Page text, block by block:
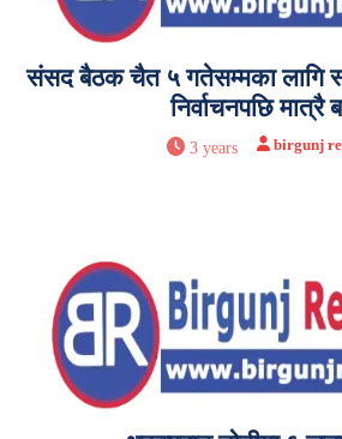
संसद बैठक चैत ५ गतेसम्मका लागि
निर्वाचनपछि मात्रै
3 years birgunj